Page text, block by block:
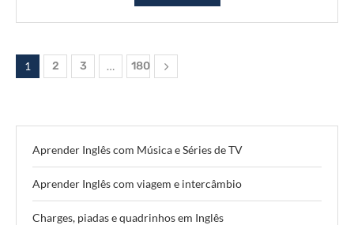
1 2 3 … 180
Aprender Inglês com Música e Séries de TV
Aprender Inglês com viagem e intercâmbio
Charges, piadas e quadrinhos em Inglês